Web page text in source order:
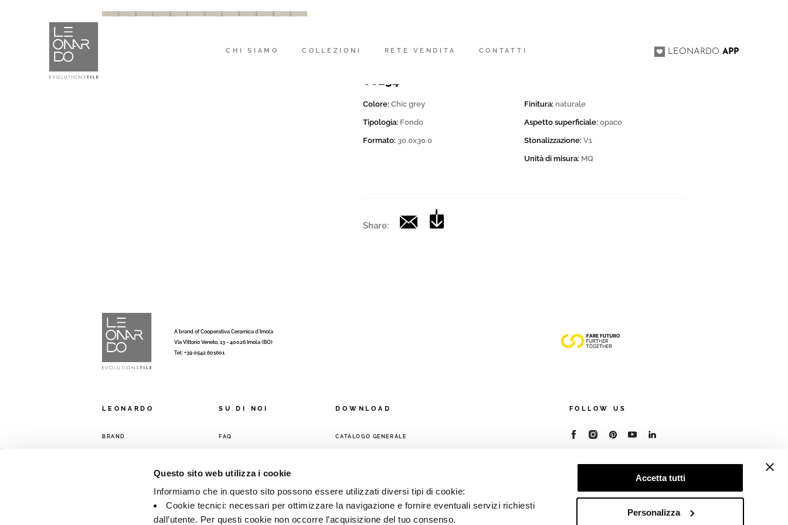
Questo sito web utilizza i cookie
Informiamo che in questo sito possono essere utilizzati diversi tipi di cookie:
Cookie tecnici: necessari per ottimizzare la navigazione e fornire eventuali servizi richiesti
dall’utente. Per questi cookie non occorre l’acquisizione del tuo consenso.
Accetta tutti
Personalizza
CHI SIAMO COLLEZIONI RETE VENDITA CONTATTI LEONARDOAPP
00234
Colore: Chic grey
Tipologia: Fondo
Formato: 30.0x30.0
Finitura: naturale
Aspetto superficiale: opaco
Stonalizzazione: V1
Unità di misura: MQ
Share:
A brand of Cooperativa Ceramica d’Imola
Via Vittorio Veneto, 13 - 40026 Imola (BO)
Tel: +39 0542 601601
LEONARDO
BRAND
SU DI NOI
FAQ
DOWNLOAD
CATALOGO GENERALE
FOLLOW US
© 2026 - Cooperativa Ceramica d’Imola
R.E.A. BO 5545